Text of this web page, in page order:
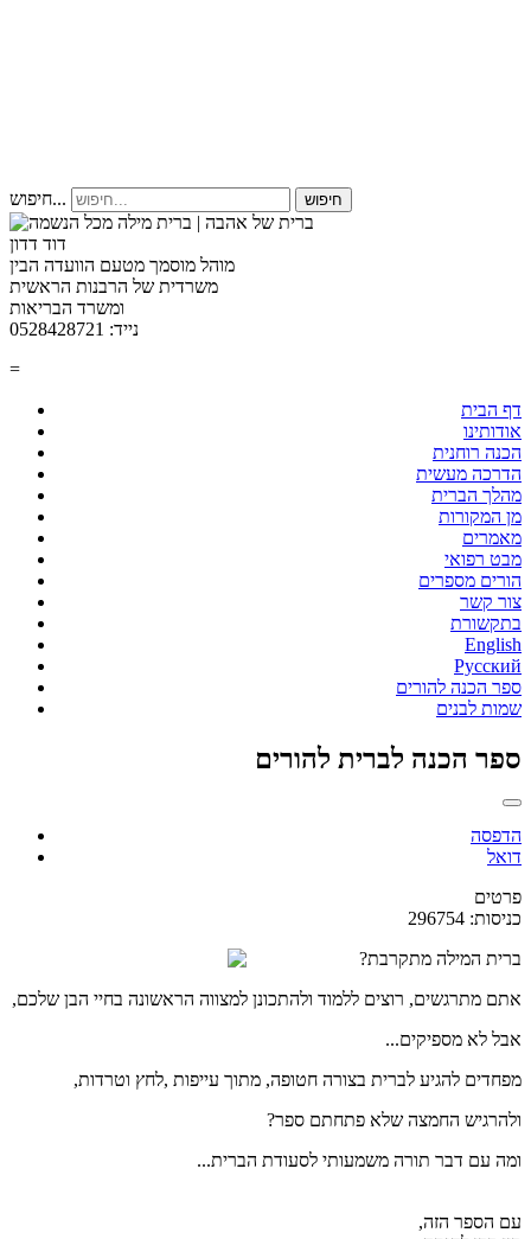
חיפוש... חיפוש
דוד דדון
מוהל מוסמך מטעם הוועדה הבין
משרדית של הרבנות הראשית
ומשרד הבריאות
נייד: 0528428721
=
דף הבית
אודותינו
הכנה רוחנית
הדרכה מעשית
מהלך הברית
מן המקורות
מאמרים
מבט רפואי
הורים מספרים
צור קשר
בתקשורת
English
Русский
ספר הכנה להורים
שמות לבנים
ספר הכנה לברית להורים
הדפסה
דואל
פרטים
כניסות: 296754
ברית המילה מתקרבת?
אתם מתרגשים, רוצים ללמוד ולהתכונן למצווה הראשונה בחיי הבן שלכם,
אבל לא מספיקים...
מפחדים להגיע לברית בצורה חטופה, מתוך עייפות ,לחץ וטרדות,
ולהרגיש החמצה שלא פתחתם ספר?
ומה עם דבר תורה משמעותי לסעודת הברית...
עם הספר הזה,